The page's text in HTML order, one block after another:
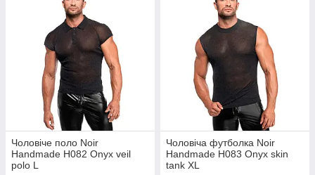
Чоловіче поло Noir
Handmade H082 Onyx veil
polo L
Чоловіча футболка Noir
Handmade H083 Onyx skin
tank XL